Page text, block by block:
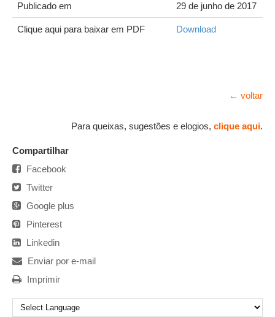
Publicado em 29 de junho de 2017
Clique aqui para baixar em PDF Download
← voltar
Para queixas, sugestões e elogios, clique aqui.
Compartilhar
Facebook
Twitter
Google plus
Pinterest
Linkedin
Enviar por e-mail
Imprimir